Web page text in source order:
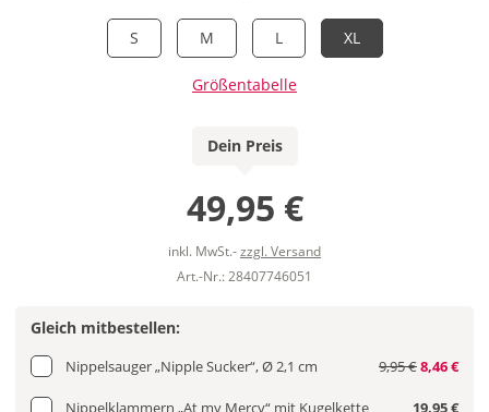
S M L XL
Größentabelle
Dein Preis
49,95 €
inkl. MwSt.-zzgl. Versand
Art.-Nr.: 28407746051
Gleich mitbestellen:
Nippelsauger „Nipple Sucker“, Ø 2,1 cm 9,95 €8,46 €
Nippelklammern „At my Mercy“ mit Kugelkette 19,95 €